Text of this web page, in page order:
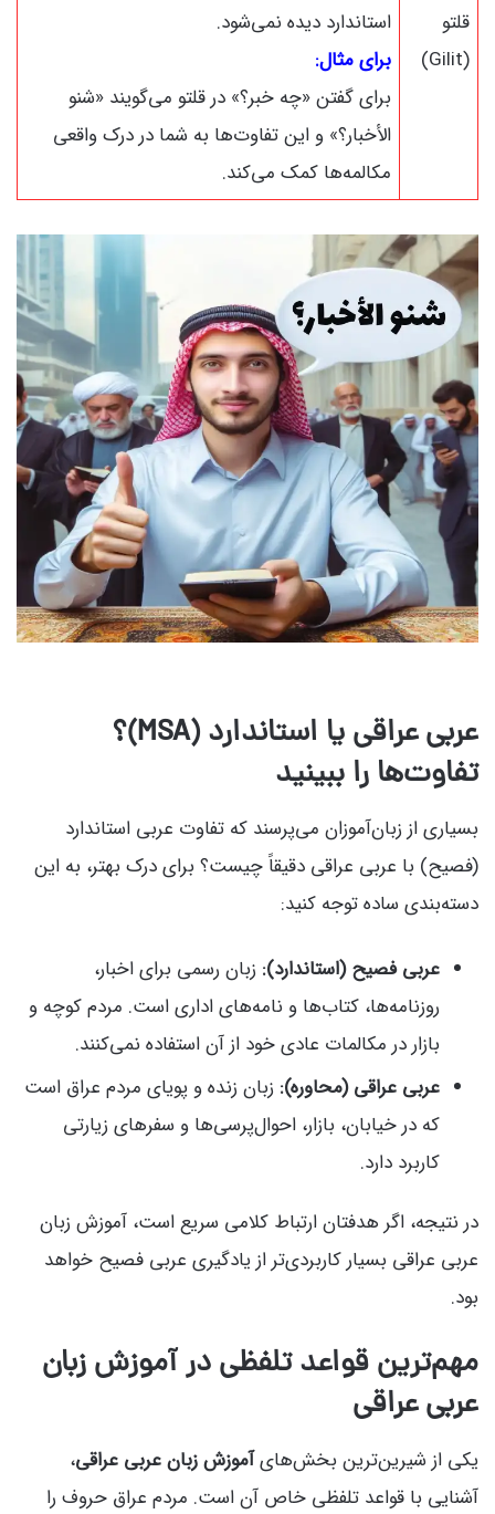
قلتو
(Gilit)
استاندارد دیده نمی‌شود.
برای مثال:
برای گفتن «چه خبر؟» در قلتو می‌گویند «شنو
الأخبار؟» و این تفاوت‌ها به شما در درک واقعی
مکالمه‌ها کمک می‌کند.
عربی عراقی یا استاندارد (MSA)؟
تفاوت‌ها را ببینید
بسیاری از زبان‌آموزان می‌پرسند که تفاوت عربی استاندارد
(فصیح) با عربی عراقی دقیقاً چیست؟ برای درک بهتر، به این
دسته‌بندی ساده توجه کنید:
عربی فصیح (استاندارد): زبان رسمی برای اخبار،
روزنامه‌ها، کتاب‌ها و نامه‌های اداری است. مردم کوچه و
بازار در مکالمات عادی خود از آن استفاده نمی‌کنند.
عربی عراقی (محاوره): زبان زنده و پویای مردم عراق است
که در خیابان، بازار، احوال‌پرسی‌ها و سفرهای زیارتی
کاربرد دارد.
در نتیجه، اگر هدفتان ارتباط کلامی سریع است، آموزش زبان
عربی عراقی بسیار کاربردی‌تر از یادگیری عربی فصیح خواهد
بود.
مهم‌ترین قواعد تلفظی در آموزش زبان
عربی عراقی
یکی از شیرین‌ترین بخش‌هایآموزش زبان عربی عراقی،
آشنایی با قواعد تلفظی خاص آن است. مردم عراق حروف را